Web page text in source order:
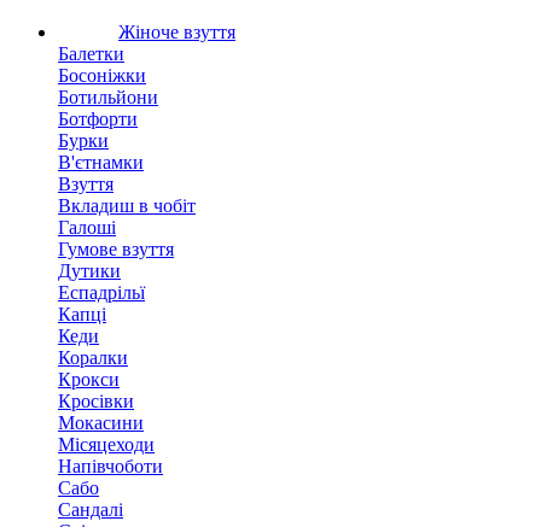
Жіноче взуття
Балетки
Босоніжки
Ботильйони
Ботфорти
Бурки
В'єтнамки
Взуття
Вкладиш в чобіт
Галоші
Гумове взуття
Дутики
Еспадрільї
Капці
Кеди
Коралки
Крокси
Кросівки
Мокасини
Місяцеходи
Напівчоботи
Сабо
Сандалі